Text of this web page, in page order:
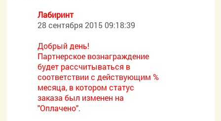
Лабиринт
28 сентября 2015 09:18:39
Добрый день!
Партнерское вознаграждение
будет рассчитываться в
соответствии с действующим %
месяца, в котором статус
заказа был изменен на
"Оплачено".